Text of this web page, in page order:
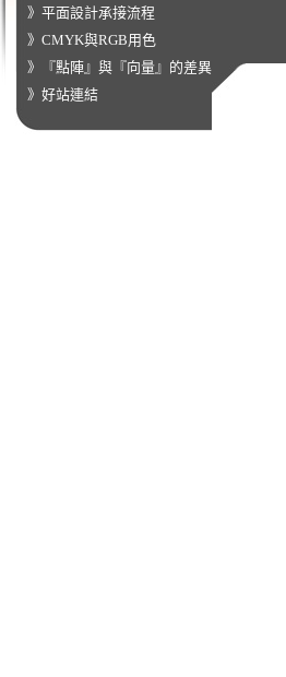
》平面設計承接流程
》CMYK與RGB用色
》『點陣』與『向量』的差異
》好站連結